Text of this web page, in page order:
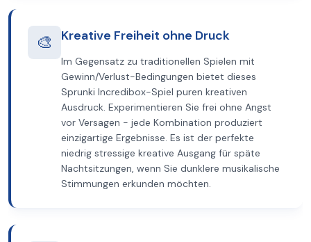
🎨 Kreative Freiheit ohne Druck
Im Gegensatz zu traditionellen Spielen mit
Gewinn/Verlust-Bedingungen bietet dieses
Sprunki Incredibox-Spiel puren kreativen
Ausdruck. Experimentieren Sie frei ohne Angst
vor Versagen - jede Kombination produziert
einzigartige Ergebnisse. Es ist der perfekte
niedrig stressige kreative Ausgang für späte
Nachtsitzungen, wenn Sie dunklere musikalische
Stimmungen erkunden möchten.